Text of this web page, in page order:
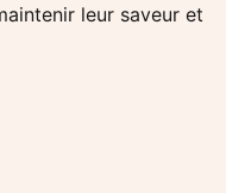
leur saveur et